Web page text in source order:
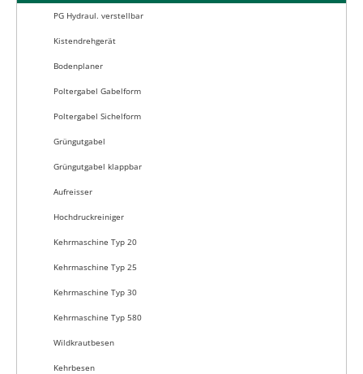
PG Hydraul. verstellbar
Kistendrehgerät
Bodenplaner
Poltergabel Gabelform
Poltergabel Sichelform
Grüngutgabel
Grüngutgabel klappbar
Aufreisser
Hochdruckreiniger
Kehrmaschine Typ 20
Kehrmaschine Typ 25
Kehrmaschine Typ 30
Kehrmaschine Typ 580
Wildkrautbesen
Kehrbesen